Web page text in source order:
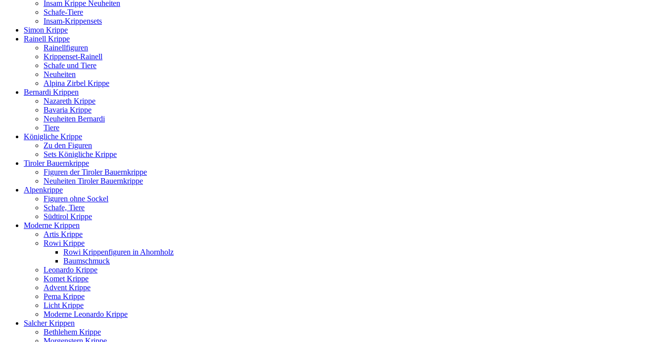
Insam Krippe Neuheiten
Schafe-Tiere
Insam-Krippensets
Simon Krippe
Rainell Krippe
Rainellfiguren
Krippenset-Rainell
Schafe und Tiere
Neuheiten
Alpina Zirbel Krippe
Bernardi Krippen
Nazareth Krippe
Bavaria Krippe
Neuheiten Bernardi
Tiere
Königliche Krippe
Zu den Figuren
Sets Königliche Krippe
Tiroler Bauernkrippe
Figuren der Tiroler Bauernkrippe
Neuheiten Tiroler Bauernkrippe
Alpenkrippe
Figuren ohne Sockel
Schafe, Tiere
Südtirol Krippe
Moderne Krippen
Artis Krippe
Rowi Krippe
Rowi Krippenfiguren in Ahornholz
Baumschmuck
Leonardo Krippe
Komet Krippe
Advent Krippe
Pema Krippe
Licht Krippe
Moderne Leonardo Krippe
Salcher Krippen
Bethlehem Krippe